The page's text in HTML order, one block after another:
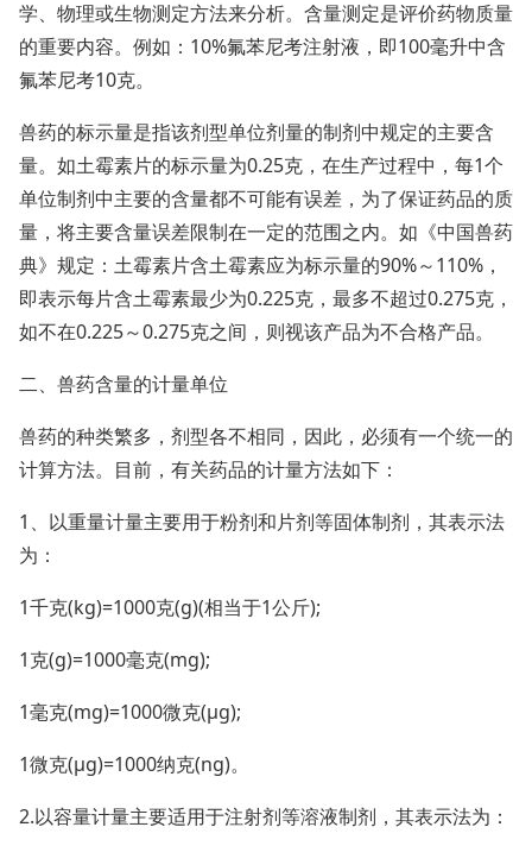
学、物理或生物测定方法来分析。含量测定是评价药物质量
的重要内容。例如：10%氟苯尼考注射液，即100毫升中含
氟苯尼考10克。
兽药的标示量是指该剂型单位剂量的制剂中规定的主要含
量。如土霉素片的标示量为0.25克，在生产过程中，每1个
单位制剂中主要的含量都不可能有误差，为了保证药品的质
量，将主要含量误差限制在一定的范围之内。如《中国兽药
典》规定：土霉素片含土霉素应为标示量的90%～110%，
即表示每片含土霉素最少为0.225克，最多不超过0.275克，
如不在0.225～0.275克之间，则视该产品为不合格产品。
二、兽药含量的计量单位
兽药的种类繁多，剂型各不相同，因此，必须有一个统一的
计算方法。目前，有关药品的计量方法如下：
1、以重量计量主要用于粉剂和片剂等固体制剂，其表示法
为：
1千克(kg)=1000克(g)(相当于1公斤);
1克(g)=1000毫克(mg);
1毫克(mg)=1000微克(μg);
1微克(μg)=1000纳克(ng)。
2.以容量计量主要适用于注射剂等溶液制剂，其表示法为：